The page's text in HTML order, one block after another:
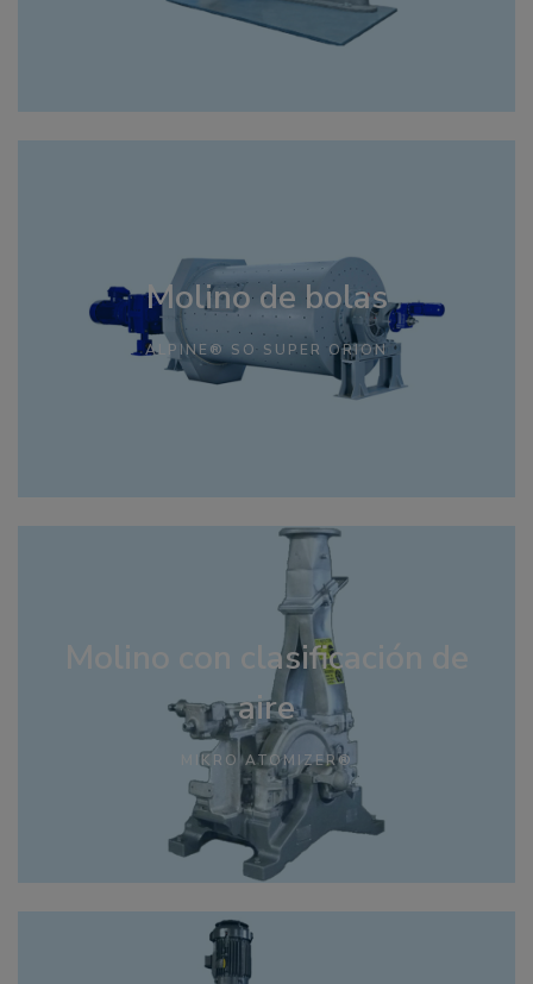
Molino de bolas
ALPINE® SO SUPER ORION
Molino con clasificación de
aire
MIKRO ATOMIZER®